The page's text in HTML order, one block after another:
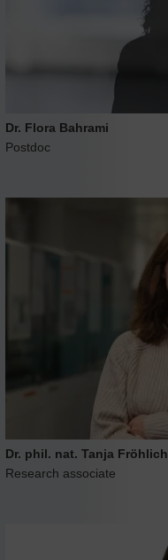
Dr. Flora Bahrami
Postdoc
Dr. phil. nat. Tanja Fröhlich
Research associate